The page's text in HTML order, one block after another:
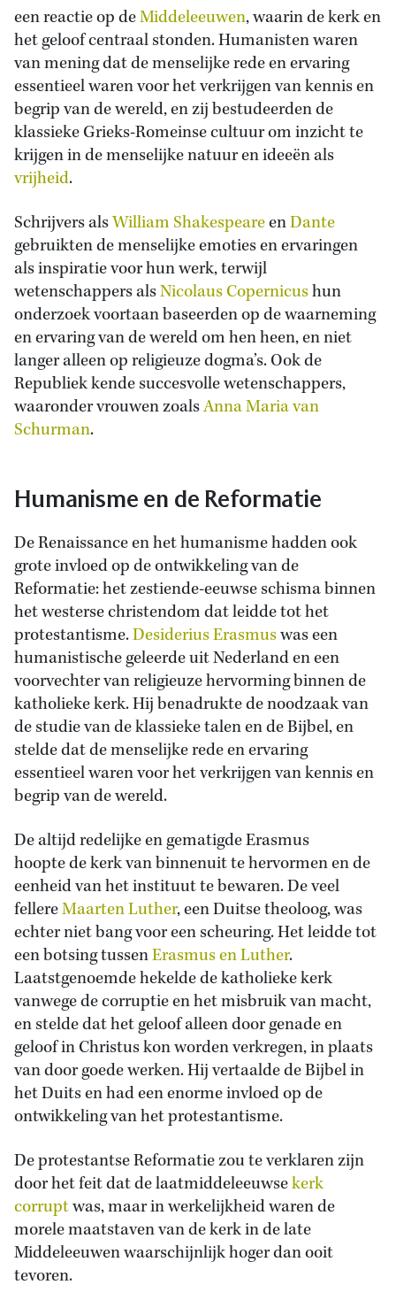
een reactie op deMiddeleeuwen, waarin de kerk en
het geloof centraal stonden. Humanisten waren
van mening dat de menselijke rede en ervaring
essentieel waren voor het verkrijgen van kennis en
begrip van de wereld, en zij bestudeerden de
klassieke Grieks-Romeinse cultuur om inzicht te
krijgen in de menselijke natuur en ideeën als
vrijheid.
Schrijvers alsWilliam ShakespeareenDante
gebruikten de menselijke emoties en ervaringen
als inspiratie voor hun werk, terwijl
wetenschappers alsNicolaus Copernicushun
onderzoek voortaan baseerden op de waarneming
en ervaring van de wereld om hen heen, en niet
langer alleen op religieuze dogma’s. Ook de
Republiek kende succesvolle wetenschappers,
waaronder vrouwen zoalsAnna Maria van
Schurman.
Humanisme en de Reformatie
De Renaissance en het humanisme hadden ook
grote invloed op de ontwikkeling van de
Reformatie: het zestiende-eeuwse schisma binnen
het westerse christendom dat leidde tot het
protestantisme.Desiderius Erasmuswas een
humanistische geleerde uit Nederland en een
voorvechter van religieuze hervorming binnen de
katholieke kerk. Hij benadrukte de noodzaak van
de studie van de klassieke talen en de Bijbel, en
stelde dat de menselijke rede en ervaring
essentieel waren voor het verkrijgen van kennis en
begrip van de wereld.
De altijd redelijke en gematigde Erasmus
hoopte de kerk van binnenuit te hervormen en de
eenheid van het instituut te bewaren. De veel
fellereMaarten Luther, een Duitse theoloog, was
echter niet bang voor een scheuring. Het leidde tot
een botsing tussenErasmus en Luther.
Laatstgenoemde hekelde de katholieke kerk
vanwege de corruptie en het misbruik van macht,
en stelde dat het geloof alleen door genade en
geloof in Christus kon worden verkregen, in plaats
van door goede werken. Hij vertaalde de Bijbel in
het Duits en had een enorme invloed op de
ontwikkeling van het protestantisme.
De protestantse Reformatie zou te verklaren zijn
door het feit dat de laatmiddeleeuwsekerk
corruptwas, maar in werkelijkheid waren de
morele maatstaven van de kerk in de late
Middeleeuwen waarschijnlijk hoger dan ooit
tevoren.